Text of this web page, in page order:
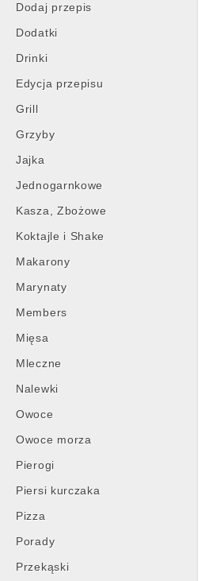
Dodaj przepis
Dodatki
Drinki
Edycja przepisu
Grill
Grzyby
Jajka
Jednogarnkowe
Kasza, Zbożowe
Koktajle i Shake
Makarony
Marynaty
Members
Mięsa
Mleczne
Nalewki
Owoce
Owoce morza
Pierogi
Piersi kurczaka
Pizza
Porady
Przekąski